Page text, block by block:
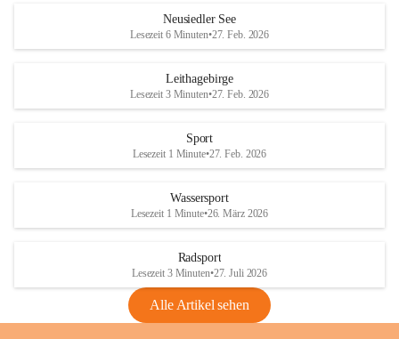
S
und den daraus folgenden wirtschaftlichen
Maßnahmen zur Bekämpfung
Rebe und der Amerikanischen
Anhang VBl. EU Nr. 18
1 Seite•1,4 MB
VBl. EU Nr. 18_2026
r
S
Neusiedler See
Lesezeit 6 Minuten•27. Feb. 2026
Leithagebirge
Lesezeit 3 Minuten•27. Feb. 2026
Sport
Lesezeit 1 Minute•27. Feb. 2026
Wassersport
Lesezeit 1 Minute•26. März 2026
Radsport
Lesezeit 3 Minuten•27. Juli 2026
Alle Artikel sehen